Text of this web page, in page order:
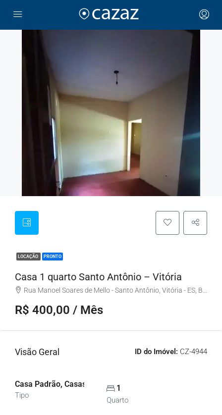
LOCAÇÃO PRONTO
Casa 1 quarto Santo Antônio – Vitória
Rua Manoel Soares de Mello - Santo Antônio, Vitória - ES, Brasil
R$ 400,00 / Mês
Visão Geral ID do Imóvel: CZ-4944
Casa Padrão, Casas
Tipo
1
Quarto